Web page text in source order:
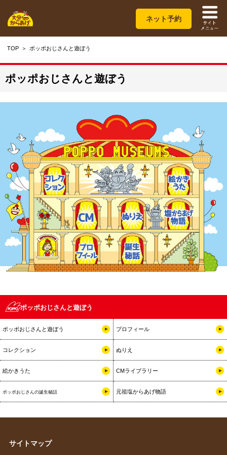
ネット予約
TOP ポッポおじさんと遊ぼう
ポッポおじさんと遊ぼう
ポッポおじさんと遊ぼう
ポッポおじさんと遊ぼう プロフィール
コレクション ぬりえ
絵かきうた CMライブラリー
ポッポおじさんの誕生秘話 元祖塩からあげ物語
サイトマップ